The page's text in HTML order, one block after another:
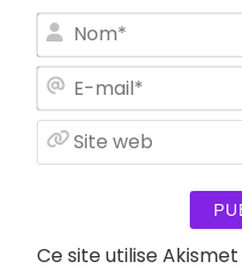
Ce site utilise